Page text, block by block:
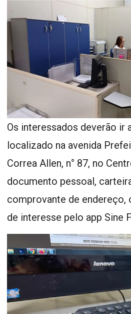
Os interessados deverão ir
localizado na avenida
Correa Allen, n° 87, no
documento pessoal,
comprovante de endereço,
de interesse pelo app Sine